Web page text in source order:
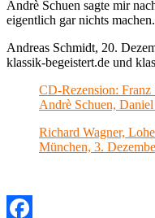
Andrè Schuen sagte mir
eigentlich gar nichts
Andreas Schmidt, 20.
klassik-begeistert.de und
CD-Rezension:
Andrè Schuen,
Richard Wagner,
München, 3.